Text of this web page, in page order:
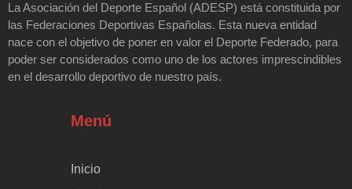
La Asociación del Deporte Español (ADESP) está constituida por
las Federaciones Deportivas Españolas. Esta nueva entidad
nace con el objetivo de poner en valor el Deporte Federado, para
poder ser considerados como uno de los actores imprescindibles
en el desarrollo deportivo de nuestro país.
Menú
Inicio